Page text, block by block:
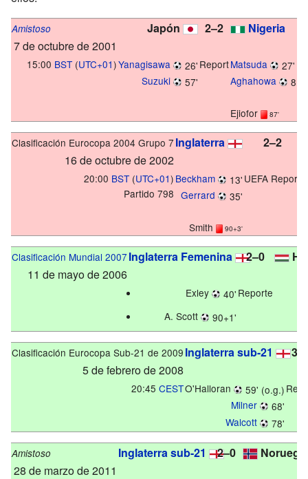
7 de octubre de 2001
Amistoso Japón 2–2 Nigeria
15:00 BST (UTC+01)Yanagisawa
26'
Suzuki
57'
ReportMatsuda
27'
Aghahowa
81'
Ejiofor 87'
16 de octubre de 2002
Clasificación Eurocopa 2004 Grupo 7 Inglaterra 2–2
20:00 BST (UTC+01)
Partido 798
Beckham
13'
Gerrard
35'
Smith 90+3'
UEFA Report
11 de mayo de 2006
Clasificación Mundial 2007 Inglaterra Femenina 2–0
Exley
40'
A. Scott
90+1'
Reporte
5 de febrero de 2008
Clasificación Eurocopa Sub-21 de 2009 Inglaterra sub-21
20:45 CESTO'Halloran
59' (o.g.)
Milner
68'
Walcott
78'
28 de marzo de 2011
Amistoso Inglaterra sub-21 2–0